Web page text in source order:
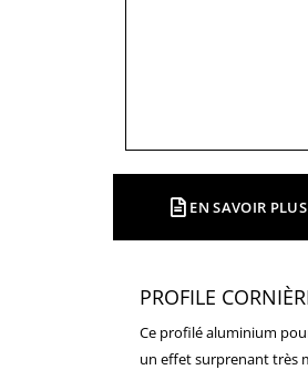
EN SAVOIR PLUS
PROFILE CORNIÈ
Ce profilé aluminium
un effet surprenant très